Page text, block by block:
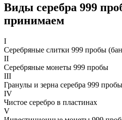
Виды серебра 999
принимаем
I
Серебряные слитки 999 пробы
II
Серебряные монеты 999 пробы
III
Гранулы и зерна серебра 999 пробы
IV
Чистое серебро в пластинах
V